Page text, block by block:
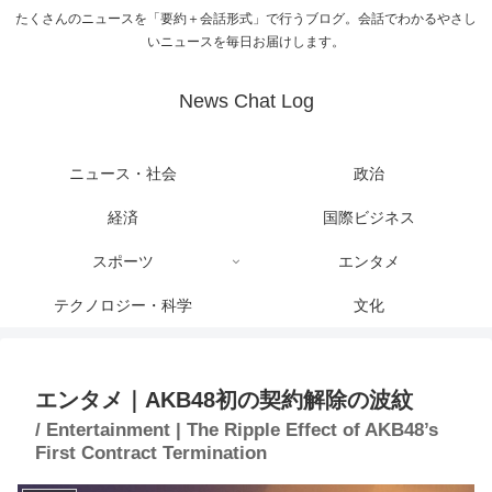
たくさんのニュースを「要約＋会話形式」で行うブログ。会話でわかるやさし
いニュースを毎日お届けします。
News Chat Log
ニュース・社会 政治
経済 国際ビジネス
スポーツ エンタメ
テクノロジー・科学 文化
エンタメ｜AKB48初の契約解除の波紋
/ Entertainment | The Ripple Effect of AKB48’s
First Contract Termination